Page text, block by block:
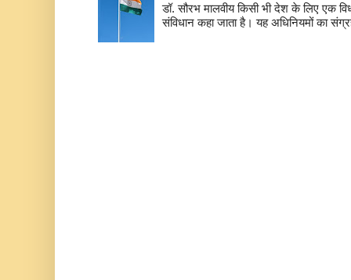
डॉ. सौरभ मालवीय किसी भी देश के लिए एक
संविधान कहा जाता है। यह अधिनियमों का